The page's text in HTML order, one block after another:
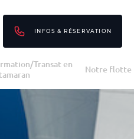
INFOS & RÉSERVATION
Transat en
Notre flotte